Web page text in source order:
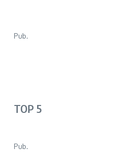
Pub.
TOP 5
Pub.